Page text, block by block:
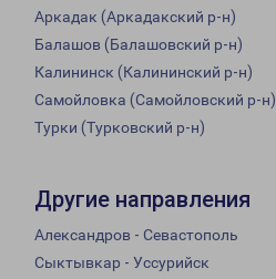
Аркадак (Аркадакский р-н)
Балашов (Балашовский р-н)
Калининск (Калининский р-н)
Самойловка (Самойловский р-н)
Турки (Турковский р-н)
Другие направления
Александров - Севастополь
Сыктывкар - Уссурийск